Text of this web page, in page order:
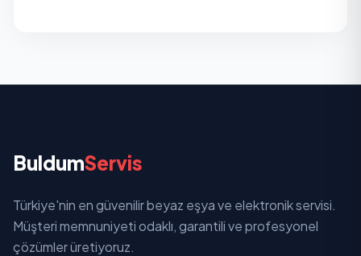
Karayatak
Kaçerli
Kılıçlı
BuldumServis
Türkiye'nin en güvenilir beyaz eşya ve elektronik servisi.
Müşteri memnuniyeti odaklı, garantili ve profesyonel
çözümler üretiyoruz.